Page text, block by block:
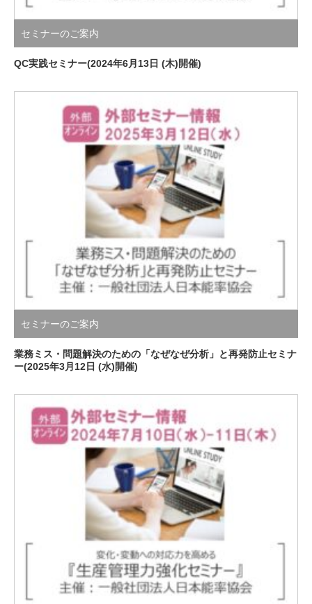
セミナーのご案内
QC実践セミナー(2024年6月13日 (木)開催)
セミナーのご案内
業務ミス・問題解決のための「なぜなぜ分析」と再発防止セミナ
ー(2025年3月12日 (水)開催)